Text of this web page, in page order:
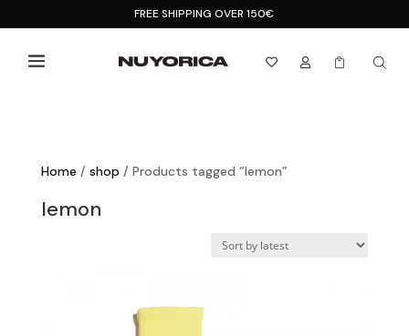
FREE SHIPPING OVER 150€
  
Home / shop / Products tagged “lemon”
lemon